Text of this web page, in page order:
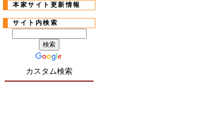
本家サイト更新情報
サイト内検索
カスタム検索